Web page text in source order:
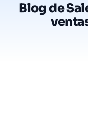
Blog de